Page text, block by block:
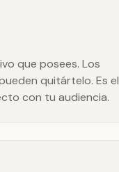
que posees. Los
quitártelo. Es el
con tu audiencia.